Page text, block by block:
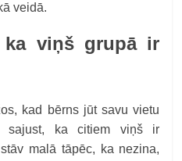
veidā.
ka viņš grupā ir
kad bērns jūt savu vietu
sajust, ka citiem viņš ir
malā tāpēc, ka nezina,